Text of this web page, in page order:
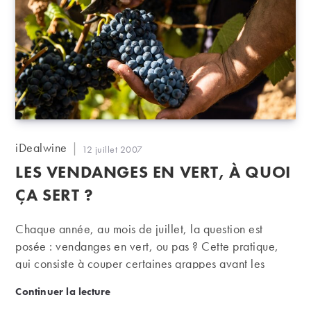
Beaucastel, participa à la construction du canal de…
Auteur/autrice
la
publication :
iDealwine
Publication
publiée :
12 juillet 2007
LES VENDANGES EN VERT, À QUOI
ÇA SERT ?
Chaque année, au mois de juillet, la question est
posée : vendanges en vert, ou pas ? Cette pratique,
qui consiste à couper certaines grappes avant les
excédentaire de récolte pour permettre une meilleure
Continuer la lectureLes vendanges en vert, à quoi ça sert ?